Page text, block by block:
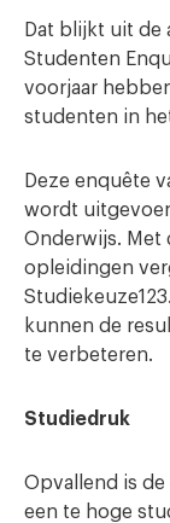
Dat blijkt uit de
Studenten
voorjaar
studenten in
Deze enquête
wordt
Onderwijs. Met
opleidingen
kunnen de
te verbeteren.
Studiedruk
Opvallend is
een te hoge